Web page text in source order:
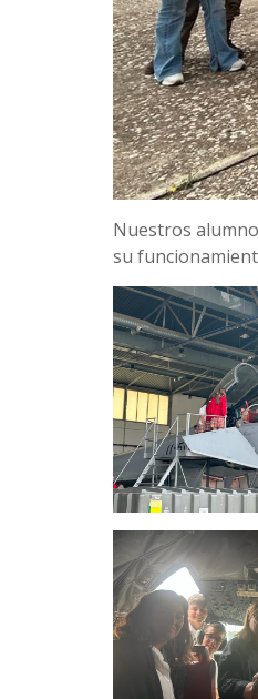
Nuestros
su